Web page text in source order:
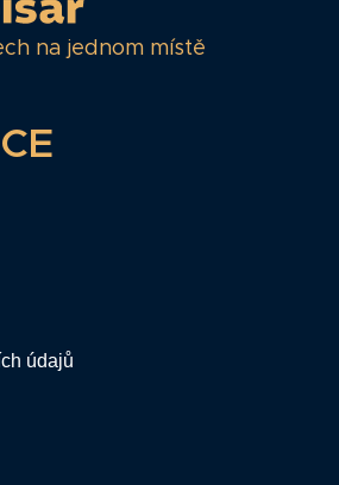
na jednom místě
údajů